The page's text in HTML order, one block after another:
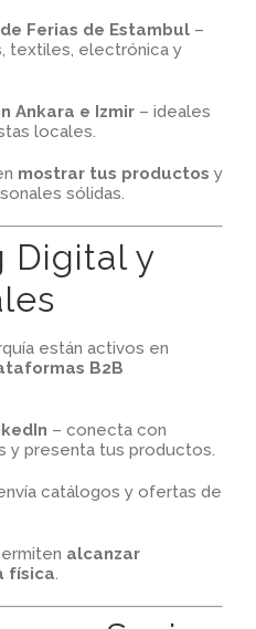
Ferias de Estambul–
textiles, electrónica y
Ankara e Izmir– ideales
locales.
mostrar tus productos y
sólidas.
Digital y
están activos en
B2B
– conecta con
y presenta tus productos.
catálogos y ofertas de
alcanzar
física.